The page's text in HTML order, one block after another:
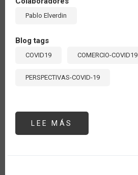
Pablo Elverdin
Blog tags
COVID19 COMERCIO-COVID19
PERSPECTIVAS-COVID-19
LEE MÁS
DEL